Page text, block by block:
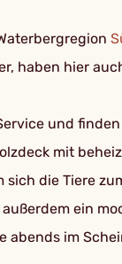
haben hier
und
mit
die Tiere
ein
im